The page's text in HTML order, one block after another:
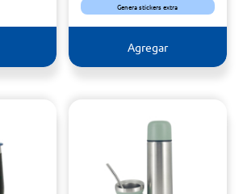
Genera stickers extra
Agregar